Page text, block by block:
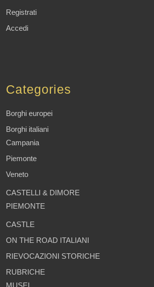
Registrati
Accedi
Categories
Borghi europei
Borghi italiani
Campania
Piemonte
Veneto
CASTELLI & DIMORE
PIEMONTE
CASTLE
ON THE ROAD ITALIANI
RIEVOCAZIONI STORICHE
RUBRICHE
MUSEI